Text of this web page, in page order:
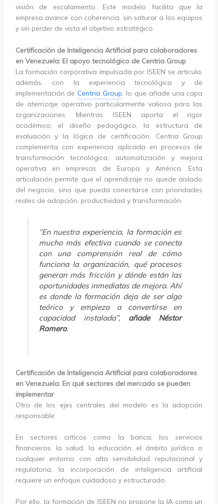
visión de escalamiento. Este modelo facilita que la
empresa avance con coherencia, sin saturar a los equipos
y sin perder de vista el objetivo estratégico.
Certificación de Inteligencia Artificial para colaboradores
en Venezuela: El apoyo tecnológico de Centria Group
La formación corporativa impulsada por ISEEN se articula,
además, con la experiencia tecnológica y de
implementación deCentria Group, lo que añade una capa
de aterrizaje operativo particularmente valiosa para las
organizaciones. Mientras ISEEN aporta el rigor
académico, el diseño pedagógico, la estructura de
evaluación y la lógica de certificación, Centria Group
complementa con experiencia aplicada en procesos de
transformación tecnológica, automatización y mejora
operativa en empresas de Europa y América. Esta
articulación permite que el aprendizaje no quede aislado
del negocio, sino que pueda conectarse con prioridades
reales de adopción, productividad y transformación.
“En nuestra experiencia, la formación es
mucho más efectiva cuando se conecta
con una comprensión real de cómo
funciona la organización, qué procesos
generan más fricción y dónde están las
oportunidades inmediatas de mejora. Ahí
es donde la formación deja de ser algo
teórico y empieza a convertirse en
capacidad instalada”, añade Néstor
Romero.
Certificación de Inteligencia Artificial para colaboradores
en Venezuela: En qué sectores del mercado se pueden
implementar
Otro de los ejes centrales del modelo es la adopción
responsable.
En sectores críticos como la banca, los servicios
financieros, la salud, la educación, el ámbito jurídico o
cualquier entorno con alta sensibilidad reputacional y
regulatoria, la incorporación de inteligencia artificial
requiere un enfoque cuidadoso y estructurado.
Por ello, la formación de ISEEN no propone la IA como un